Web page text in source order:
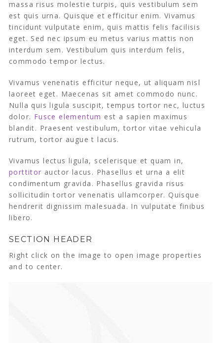
massa risus molestie turpis, quis vestibulum sem
est quis urna. Quisque et efficitur enim. Vivamus
tincidunt vulputate enim, quis mattis felis facilisis
eget. Sed nec ipsum eu metus varius mattis non
interdum sem. Vestibulum quis interdum felis,
commodo tempor lectus.
Vivamus venenatis efficitur neque, ut aliquam nisl
laoreet eget. Maecenas sit amet commodo nunc.
Nulla quis ligula suscipit, tempus tortor nec, luctus
dolor. Fusce elementum est a sapien maximus
blandit. Praesent vestibulum, tortor vitae vehicula
rutrum, tortor augue t lacus.
Vivamus lectus ligula, scelerisque et quam in,
porttitor auctor lacus. Phasellus et urna a elit
condimentum gravida. Phasellus gravida risus
sollicitudin tortor venenatis ullamcorper. Quisque
hendrerit dignissim malesuada. In vulputate finibus
libero.
SECTION HEADER
Right click on the image to open image properties
and to center.